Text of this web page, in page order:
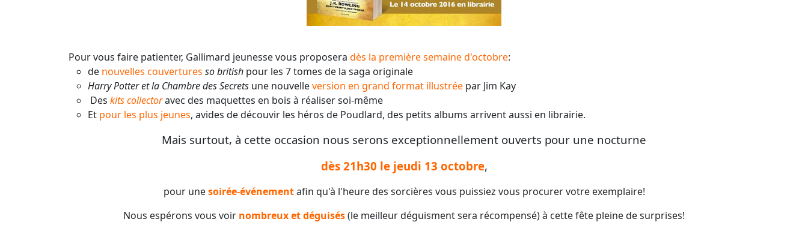
Pour vous faire patienter, Gallimard jeunesse vous proposera dès la première semaine d'octobre:
de nouvelles couvertures so british pour les 7 tomes de la saga originale
Harry Potter et la Chambre des Secrets une nouvelleversion en grand format illustrée par Jim Kay
Des kits collectoravec des maquettes en bois à réaliser soi-même
Et pour les plus jeunes, avides de découvir les héros de Poudlard, des petits albums arrivent aussi en librairie.
Mais surtout, à cette occasion nous serons exceptionnellement ouverts pour une nocturne
dès 21h30 le jeudi 13 octobre,
pour unesoirée-événementafin qu'à l'heure des sorcières vous puissiez vous procurer votre exemplaire!
Nous espérons vous voir nombreux et déguisés(le meilleur déguisment sera récompensé) à cette fête pleine de surprises!